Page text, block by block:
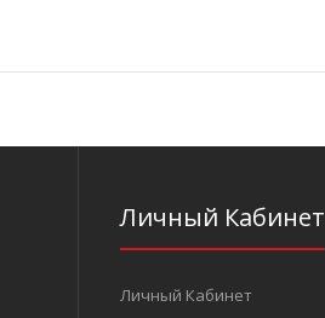
Личный Кабинет
Личный Кабинет